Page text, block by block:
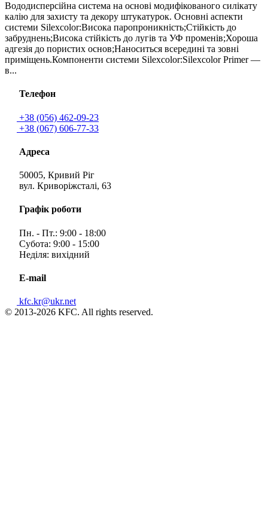
Вододисперсійна система на основі модифікованого силікату
калію для захисту та декору штукатурок. Основні аспекти
системи Silexcolor:Висока паропроникність;Стійкість до
забруднень;Висока стійкість до лугів та УФ променів;Хороша
адгезія до пористих основ;Наноситься всередині та зовні
приміщень.Компоненти системи Silexcolor:Silexcolor Primer —
в...
Телефон
+38 (056) 462-09-23
+38 (067) 606-77-33
Адреса
50005, Кривий Ріг
вул. Криворіжсталі, 63
Графік роботи
Пн. - Пт.: 9:00 - 18:00
Субота: 9:00 - 15:00
Неділя: вихідний
E-mail
kfc.kr@ukr.net
© 2013-2026 KFC. All rights reserved.